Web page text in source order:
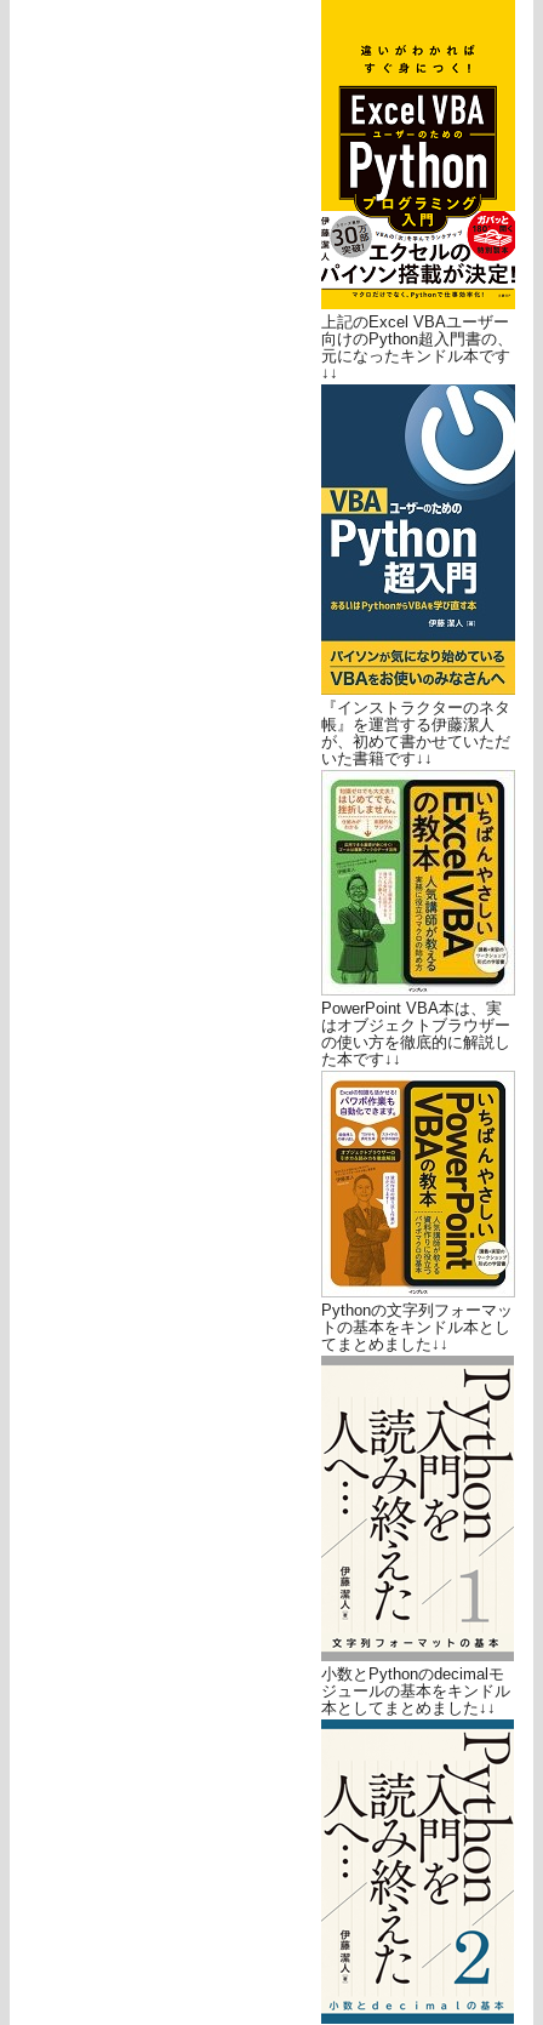
上記のExcel VBAユーザー
向けのPython超入門書の、
元になったキンドル本です
↓↓
『インストラクターのネタ
帳』を運営する伊藤潔人
が、初めて書かせていただ
いた書籍です↓↓
PowerPoint VBA本は、実
はオブジェクトブラウザー
の使い方を徹底的に解説し
た本です↓↓
Pythonの文字列フォーマッ
トの基本をキンドル本とし
てまとめました↓↓
小数とPythonのdecimalモ
ジュールの基本をキンドル
本としてまとめました↓↓